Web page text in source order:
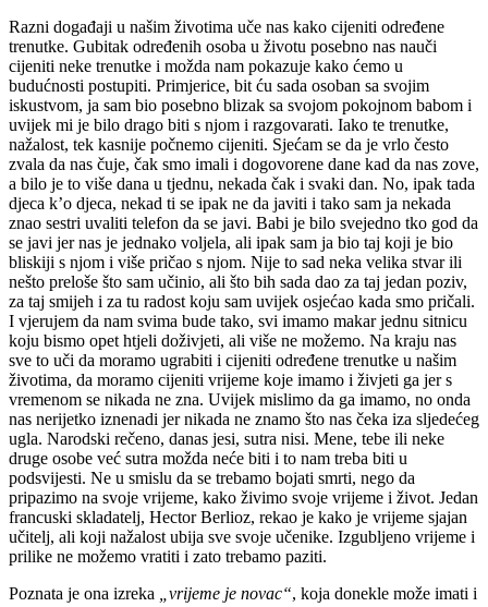
Razni događaji u našim životima uče nas kako cijeniti određene
trenutke. Gubitak određenih osoba u životu posebno nas nauči
cijeniti neke trenutke i možda nam pokazuje kako ćemo u
budućnosti postupiti. Primjerice, bit ću sada osoban sa svojim
iskustvom, ja sam bio posebno blizak sa svojom pokojnom babom i
uvijek mi je bilo drago biti s njom i razgovarati. Iako te trenutke,
nažalost, tek kasnije počnemo cijeniti. Sjećam se da je vrlo često
zvala da nas čuje, čak smo imali i dogovorene dane kad da nas zove,
a bilo je to više dana u tjednu, nekada čak i svaki dan. No, ipak tada
djeca k’o djeca, nekad ti se ipak ne da javiti i tako sam ja nekada
znao sestri uvaliti telefon da se javi. Babi je bilo svejedno tko god da
se javi jer nas je jednako voljela, ali ipak sam ja bio taj koji je bio
bliskiji s njom i više pričao s njom. Nije to sad neka velika stvar ili
nešto preloše što sam učinio, ali što bih sada dao za taj jedan poziv,
za taj smijeh i za tu radost koju sam uvijek osjećao kada smo pričali.
I vjerujem da nam svima bude tako, svi imamo makar jednu sitnicu
koju bismo opet htjeli doživjeti, ali više ne možemo. Na kraju nas
sve to uči da moramo ugrabiti i cijeniti određene trenutke u našim
životima, da moramo cijeniti vrijeme koje imamo i živjeti ga jer s
vremenom se nikada ne zna. Uvijek mislimo da ga imamo, no onda
nas nerijetko iznenadi jer nikada ne znamo što nas čeka iza sljedećeg
ugla. Narodski rečeno, danas jesi, sutra nisi. Mene, tebe ili neke
druge osobe već sutra možda neće biti i to nam treba biti u
podsvijesti. Ne u smislu da se trebamo bojati smrti, nego da
pripazimo na svoje vrijeme, kako živimo svoje vrijeme i život. Jedan
francuski skladatelj, Hector Berlioz, rekao je kako je vrijeme sjajan
učitelj, ali koji nažalost ubija sve svoje učenike. Izgubljeno vrijeme i
prilike ne možemo vratiti i zato trebamo paziti.
Poznata je ona izreka
„vrijeme je novac“, koja donekle može imati i